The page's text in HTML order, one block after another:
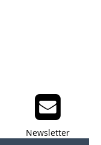
Newsletter